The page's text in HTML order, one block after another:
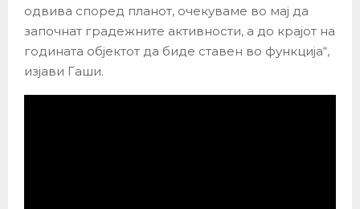
одвива според планот, очекуваме во мај да
започнат градежните активности, а до крајот на
годината објектот да биде ставен во функција“,
изјави Гаши.